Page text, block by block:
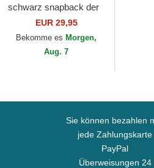
schwarz snapback der
New York Yankees
MLB von 47 Brand
EUR 29,95
Bekomme es Morgen,
Aug. 7
Sie können bezahlen
jede Zahlungskarte
PayPal
Überweisungen 24